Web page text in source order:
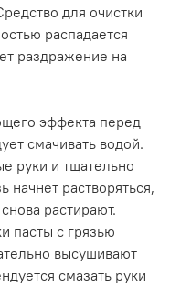
для очистки
распадается
раздражение на
эффекта перед
смачивать водой.
руки и тщательно
начнет растворяться,
растирают.
пасты с грязью
высушивают
смазать руки